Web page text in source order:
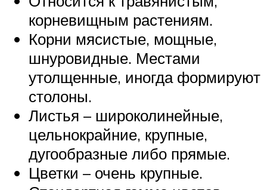
корневищным растениям.
Корни мясистые, мощные,
шнуровидные. Местами
утолщенные, иногда формируют
столоны.
Листья – широколинейные,
цельнокрайние, крупные,
дугообразные либо прямые.
Цветки – очень крупные.